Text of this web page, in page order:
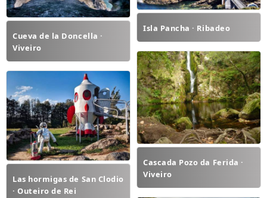
Cueva de la Doncella ·
Viveiro
Isla Pancha · Ribadeo
Cascada Pozo da Ferida ·
Viveiro
Las hormigas de San Clodio
· Outeiro de Rei